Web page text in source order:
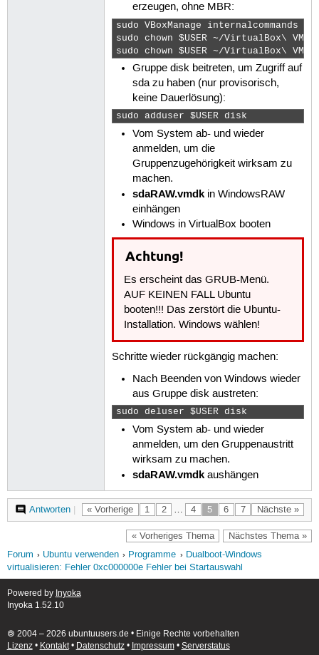
erzeugen, ohne MBR:
sudo VBoxManage internalcommands
sudo chown $USER ~/VirtualBox\ VMs/
sudo chown $USER ~/VirtualBox\ VMs/
Gruppe disk beitreten, um Zugriff auf
sda zu haben (nur provisorisch,
keine Dauerlösung):
sudo adduser $USER disk
Vom System ab- und wieder
anmelden, um die
Gruppenzugehörigkeit wirksam zu
machen.
sdaRAW.vmdkin WindowsRAW
einhängen
Windows in VirtualBox booten
Achtung!
Es erscheint das GRUB-Menü.
AUF KEINEN FALL Ubuntu
booten!!! Das zerstört die Ubuntu-
Installation. Windows wählen!
Schritte wieder rückgängig machen:
Nach Beenden von Windows wieder
aus Gruppe disk austreten:
sudo deluser $USER disk
Vom System ab- und wieder
anmelden, um den Gruppenaustritt
wirksam zu machen.
sdaRAW.vmdkaushängen
« Vorherige 1 2 … 4 5 6 7 Nächste »
Antworten|
« Vorheriges Thema Nächstes Thema »
Forum Ubuntu verwenden Programme
Dualboot-Windows
virtualisieren: Fehler 0xc000000e Fehler bei Startauswahl
Powered by Inyoka
Inyoka 1.52.10
🄯 2004 – 2026 ubuntuusers.de • Einige Rechte vorbehalten
Lizenz• Kontakt• Datenschutz• Impressum• Serverstatus